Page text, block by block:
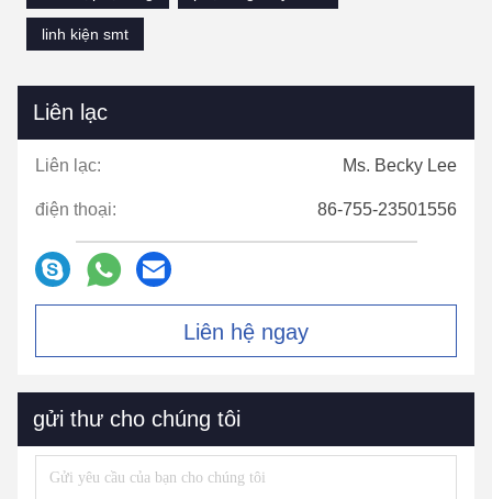
linh kiện smt
Liên lạc
Liên lạc: Ms. Becky Lee
điện thoại: 86-755-23501556
Liên hệ ngay
gửi thư cho chúng tôi